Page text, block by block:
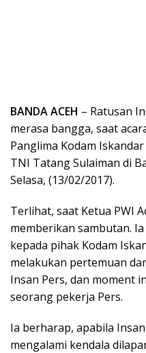
BANDA ACEH – Ratusan
merasa bangga, saat
Panglima Kodam
TNI Tatang Sulaiman di
Selasa, (13/02/2017).
Terlihat, saat Ketua PWI
memberikan sambutan.
kepada pihak Kodam
melakukan pertemuan
Insan Pers, dan moment
seorang pekerja Pers.
Ia berharap, apabila
mengalami kendala